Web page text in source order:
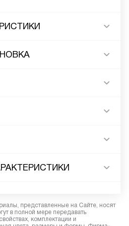
представленные на Сайте, носят
в полной мере передавать
комплектации и